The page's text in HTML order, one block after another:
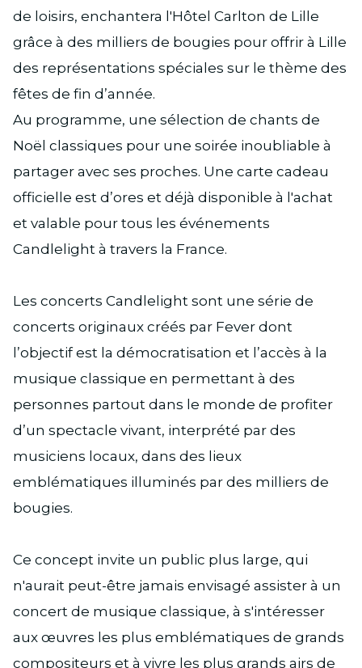
de loisirs, enchantera l'Hôtel Carlton de Lille
grâce à des milliers de bougies pour offrir à Lille
des représentations spéciales sur le thème des
fêtes de fin d’année.
Au programme, une sélection de chants de
Noël classiques pour une soirée inoubliable à
partager avec ses proches. Une carte cadeau
officielle est d’ores et déjà disponible à l'achat
et valable pour tous les événements
Candlelight à travers la France.
Les concerts Candlelight sont une série de
concerts originaux créés par Fever dont
l’objectif est la démocratisation et l’accès à la
musique classique en permettant à des
personnes partout dans le monde de profiter
d’un spectacle vivant, interprété par des
musiciens locaux, dans des lieux
emblématiques illuminés par des milliers de
bougies.
Ce concept invite un public plus large, qui
n'aurait peut-être jamais envisagé assister à un
concert de musique classique, à s'intéresser
aux œuvres les plus emblématiques de grands
compositeurs et à vivre les plus grands airs de